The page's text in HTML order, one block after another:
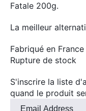
Fatale 200g.
La meilleur
Fabriqué en France
Rupture de stock
S'inscrire la liste
quand le produit
Entrez
Al Fakher
SoGood
CBD
Divers
Nouveautés